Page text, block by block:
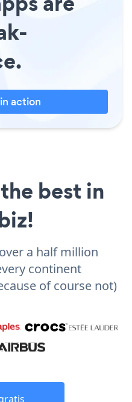
action
best in
a half million
continent
of course not)